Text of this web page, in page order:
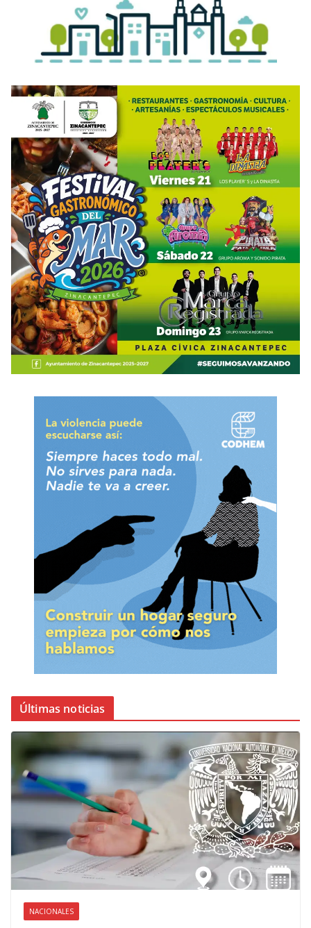
Últimas noticias
NACIONALES